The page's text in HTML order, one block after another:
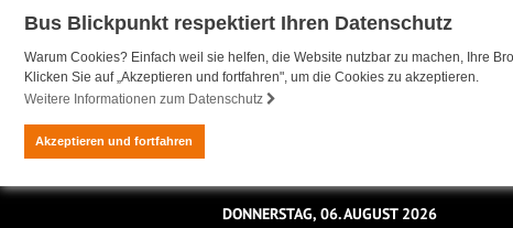
Bus Blickpunkt respektiert Ihren Datenschutz
Warum Cookies? Einfach weil sie helfen, die Website nutzbar zu machen, Ihre
Klicken Sie auf „Akzeptieren und fortfahren", um die Cookies zu akzeptieren.
Weitere Informationen zum Datenschutz
Akzeptieren und fortfahren
DONNERSTAG, 06. AUGUST 2026